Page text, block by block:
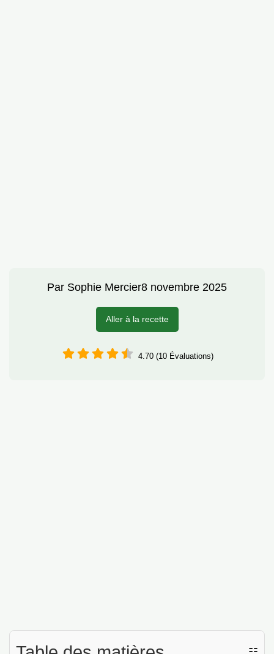
Par Sophie Mercier8 novembre 2025
Aller à la recette
4.70 (10 Évaluations)